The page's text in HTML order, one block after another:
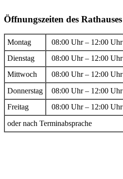
Öffnungszeiten des Rathauses
Montag 08:00 Uhr – 12:00 Uhr
Dienstag
08:00 Uhr – 12:00 Uhr
Mittwoch
08:00 Uhr – 12:00 Uhr
Donnerstag
08:00 Uhr – 12:00 Uhr
Freitag
08:00 Uhr – 12:00 Uhr
oder nach Terminabsprache